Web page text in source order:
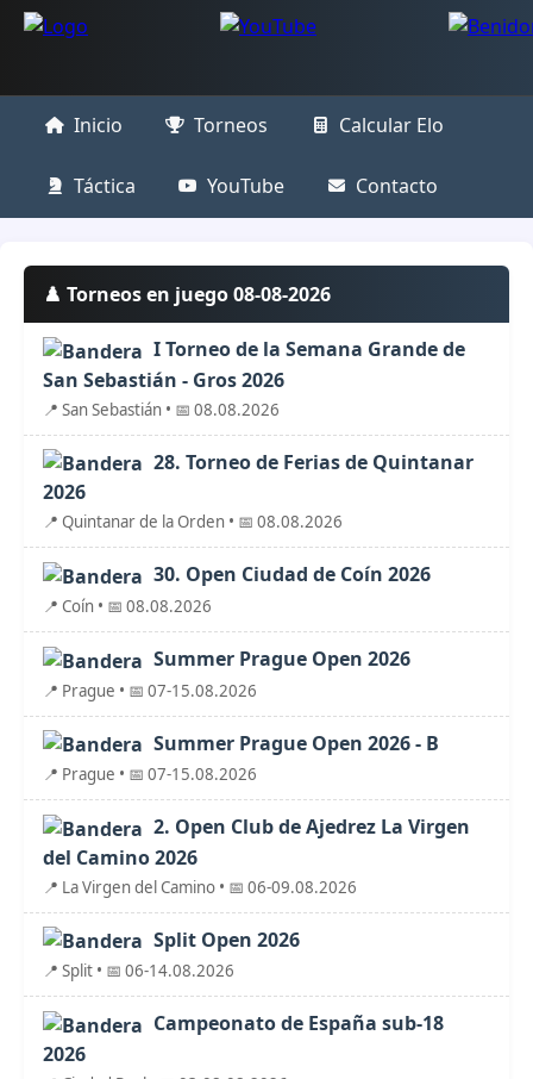
Inicio Torneos Calcular Elo
Táctica YouTube Contacto
♟️ Torneos en juego 08-08-2026
I Torneo de la Semana Grande de
San Sebastián - Gros 2026
📍 San Sebastián • 📅 08.08.2026
28. Torneo de Ferias de Quintanar
2026
📍 Quintanar de la Orden • 📅 08.08.2026
30. Open Ciudad de Coín 2026
📍 Coín • 📅 08.08.2026
Summer Prague Open 2026
📍 Prague • 📅 07-15.08.2026
Summer Prague Open 2026 - B
📍 Prague • 📅 07-15.08.2026
2. Open Club de Ajedrez La Virgen
del Camino 2026
📍 La Virgen del Camino • 📅 06-09.08.2026
Split Open 2026
📍 Split • 📅 06-14.08.2026
Campeonato de España sub-18
2026